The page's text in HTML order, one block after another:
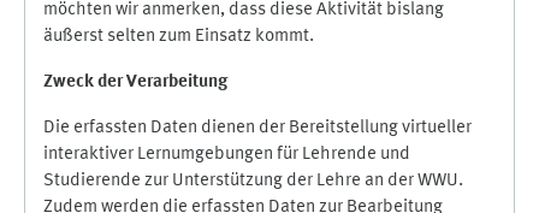
möchten wir anmerken, dass diese Aktivität bislang
äußerst selten zum Einsatz kommt.
Zweck der Verarbeitung
Die erfassten Daten dienen der Bereitstellung virtueller
interaktiver Lernumgebungen für Lehrende und
Studierende zur Unterstützung der Lehre an der WWU.
Zudem werden die erfassten Daten zur Bearbeitung